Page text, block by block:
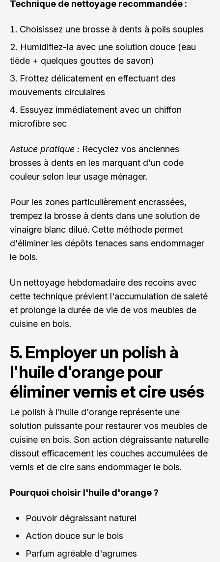
Technique de nettoyage recommandée :
Choisissez une brosse à dents à poils souples
Humidifiez-la avec une solution douce (eau
tiède + quelques gouttes de savon)
Frottez délicatement en effectuant des
mouvements circulaires
Essuyez immédiatement avec un chiffon
microfibre sec
Astuce pratique : Recyclez vos anciennes
brosses à dents en les marquant d'un code
couleur selon leur usage ménager.
Pour les zones particulièrement encrassées,
trempez la brosse à dents dans une solution de
vinaigre blanc dilué. Cette méthode permet
d'éliminer les dépôts tenaces sans endommager
le bois.
Un nettoyage hebdomadaire des recoins avec
cette technique prévient l'accumulation de saleté
et prolonge la durée de vie de vos meubles de
cuisine en bois.
5. Employer un polish à
l'huile d'orange pour
éliminer vernis et cire usés
Le polish à l'huile d'orange représente une
solution puissante pour restaurer vos meubles de
cuisine en bois. Son action dégraissante naturelle
dissout efficacement les couches accumulées de
vernis et de cire sans endommager le bois.
Pourquoi choisir l'huile d'orange ?
Pouvoir dégraissant naturel
Action douce sur le bois
Parfum agréable d'agrumes